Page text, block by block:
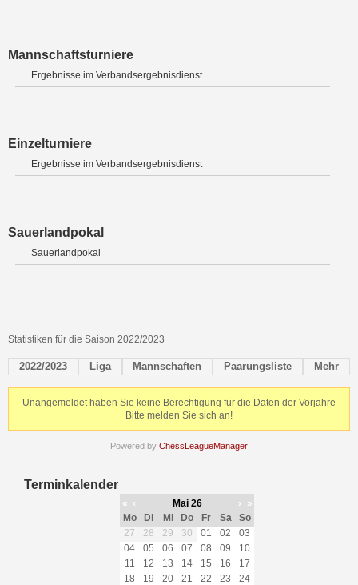
Mannschaftsturniere
Ergebnisse im Verbandsergebnisdienst
Einzelturniere
Ergebnisse im Verbandsergebnisdienst
Sauerlandpokal
Sauerlandpokal
Statistiken für die Saison 2022/2023
2022/2023 Liga Mannschaften Paarungsliste Mehr
Unangemeldet haben Sie keine Berechtigung für die Daten der Vorjahre
Bitte melden Sie sich an!
Powered by ChessLeagueManager
Terminkalender
« ‹ Mai 26 ›
»
Mo
Di Mi Do Fr Sa
So
27
28 29 30 01 02
03
04
05 06 07 08 09
10
11
12 13 14 15 16
17
18
19 20 21 22 23
24